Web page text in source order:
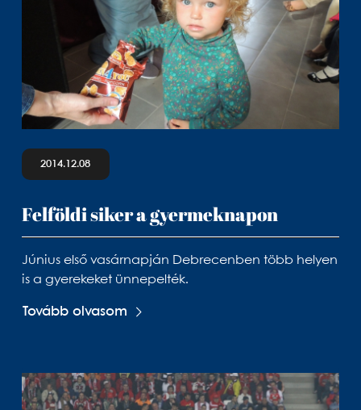
2014.12.08
Felföldi siker a gyermeknapon
Június első vasárnapján Debrecenben több helyen
is a gyerekeket ünnepelték.
Tovább olvasom